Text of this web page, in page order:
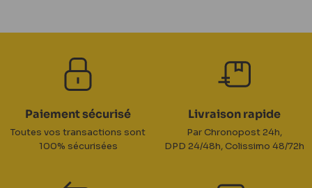
Paiement sécurisé
Toutes vos transactions sont
100% sécurisées
Livraison rapide
Par Chronopost 24h,
DPD 24/48h, Colissimo 48/72h